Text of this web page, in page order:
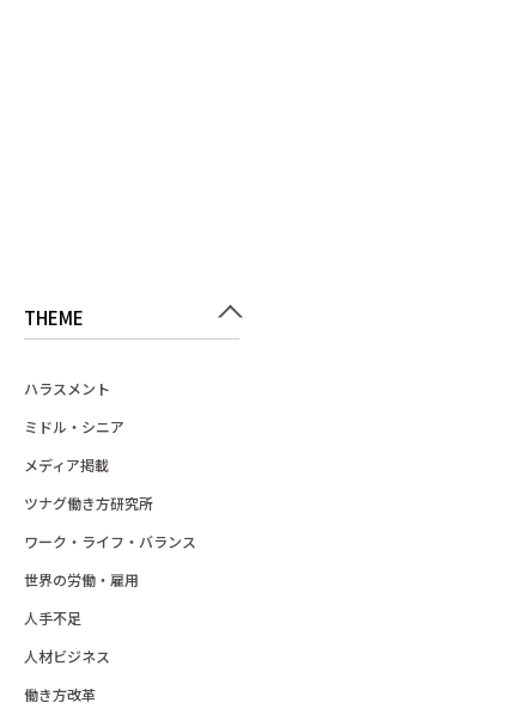
THEME
ハラスメント
ミドル・シニア
メディア掲載
ツナグ働き方研究所
ワーク・ライフ・バランス
世界の労働・雇用
人手不足
人材ビジネス
働き方改革